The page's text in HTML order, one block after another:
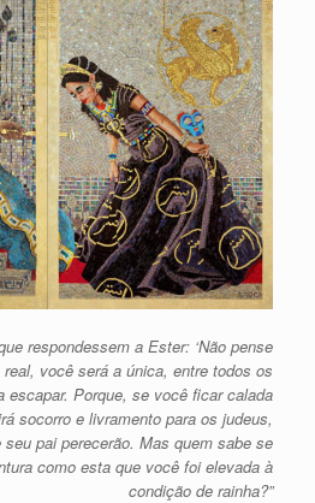
respondessem a Ester: ‘Não pense
você será a única, entre todos os
escapar. Porque, se você ficar calada
socorro e livramento para os judeus,
pai perecerão. Mas quem sabe se
como esta que você foi elevada à
condição de rainha?”